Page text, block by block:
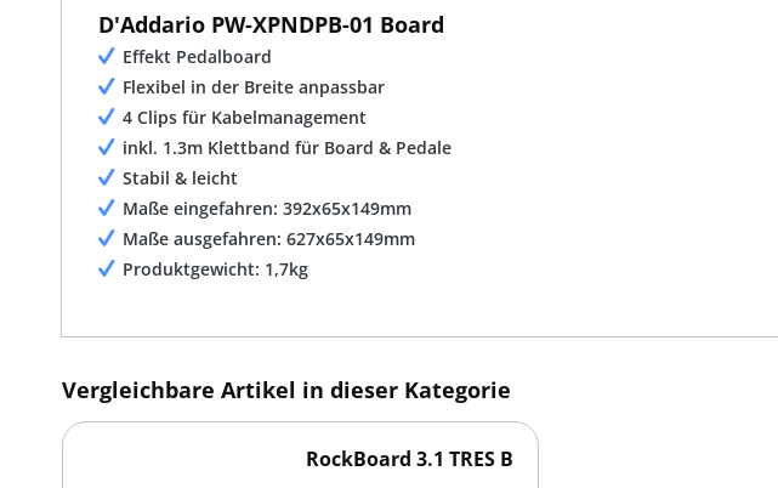
D'Addario PW-XPNDPB-01 Board
Effekt Pedalboard
Flexibel in der Breite anpassbar
4 Clips für Kabelmanagement
inkl. 1.3m Klettband für Board & Pedale
Stabil & leicht
Maße eingefahren: 392x65x149mm
Maße ausgefahren: 627x65x149mm
Produktgewicht: 1,7kg
Vergleichbare Artikel in dieser Kategorie
RockBoard 3.1 TRES B